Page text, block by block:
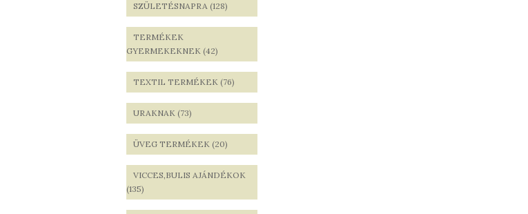
SZÜLETÉSNAPRA (128)
TERMÉKEK
GYERMEKEKNEK (42)
TEXTIL TERMÉKEK (76)
URAKNAK (73)
ÜVEG TERMÉKEK (20)
VICCES,BULIS AJÁNDÉKOK
(135)